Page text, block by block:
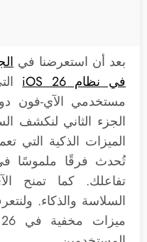
بعد أن استعرضنا في
في نظام iOS 26
مستخدمي الآي-فون
الجزء الثاني لنكشف
الميزات الذكية التي
تُحدث فرقًا ملموسًا
تفاعلك. كما تمنح
السلاسة والذكاء.